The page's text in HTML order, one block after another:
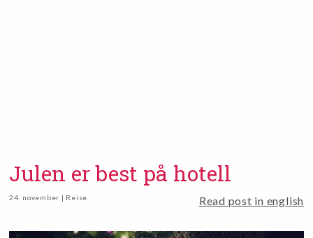
Julen er best på hotell
24. november | Reise Read post in english